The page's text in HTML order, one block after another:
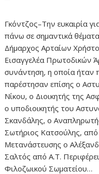
Γκόντζος–Την ευκαιρία
πάνω σε σημαντικά
Δήμαρχος Αρταίων
Εισαγγελέα Πρωτοδικών
συνάντηση, η οποία ήταν
παρέστησαν επίσης ο
Νίκου, ο Διοικητής της
ο υποδιοικητής του
Σκανδάλης, ο
Σωτήριος Κατσούλης,
Μετανάστευσης ο
Σαλτός από Α.Τ.
Φιλοζωικού Σωματείου…